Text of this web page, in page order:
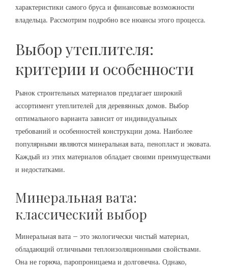
характеристики самого бруса и финансовые возможности
владельца. Рассмотрим подробно все нюансы этого процесса.
Выбор утеплителя:
критерии и особенности
Рынок строительных материалов предлагает широкий
ассортимент утеплителей для деревянных домов. Выбор
оптимального варианта зависит от индивидуальных
требований и особенностей конструкции дома. Наиболее
популярными являются минеральная вата, пенопласт и эковата.
Каждый из этих материалов обладает своими преимуществами
и недостатками.
Минеральная вата:
классический выбор
Минеральная вата – это экологически чистый материал,
обладающий отличными теплоизоляционными свойствами.
Она не горюча, паропроницаема и долговечна. Однако,